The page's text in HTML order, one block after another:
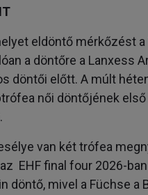
eldöntő mérkőzést
a döntőre a Lanxess
döntői előtt. A múlt
női döntőjének
van két trófea
EHF final four 2026-
döntő, mivel a Füchse a